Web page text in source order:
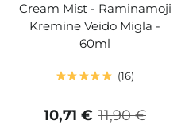
Cream Mist - Raminamoji
Kremine Veido Migla -
60ml
16
11,90 €
10,71 €